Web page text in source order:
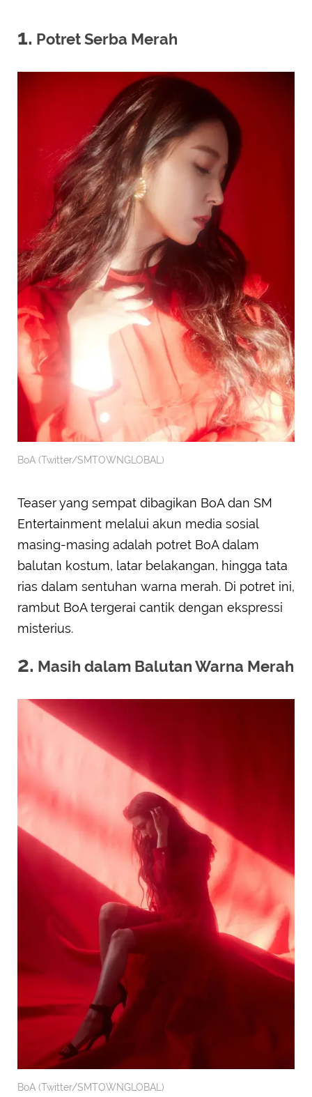
1. Potret Serba Merah
BoA (Twitter/SMTOWNGLOBAL)
Teaser yang sempat dibagikan BoA dan SM
Entertainment melalui akun media sosial
masing-masing adalah potret BoA dalam
balutan kostum, latar belakangan, hingga tata
rias dalam sentuhan warna merah. Di potret ini,
rambut BoA tergerai cantik dengan ekspressi
misterius.
2. Masih dalam Balutan Warna Merah
BoA (Twitter/SMTOWNGLOBAL)